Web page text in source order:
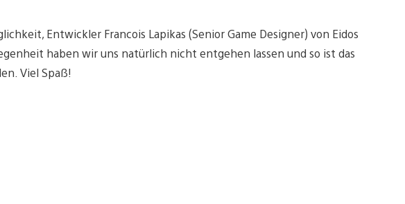
Entwickler Francois Lapikas (Senior Game Designer) von Eidos
haben wir uns natürlich nicht entgehen lassen und so ist das
Viel Spaß!